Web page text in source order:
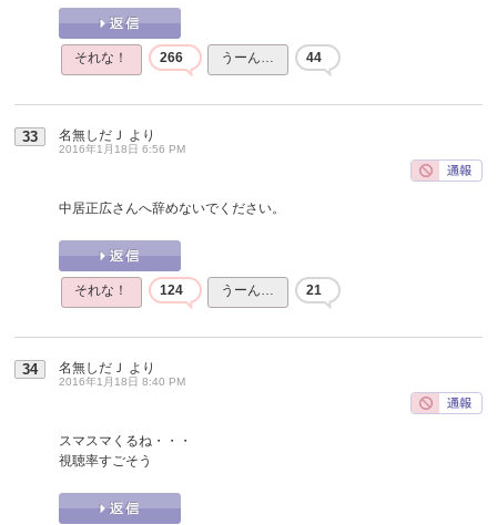
それな！ 266 うーん… 44
33 名無しだＪ より
2016年1月18日 6:56 PM
中居正広さんへ辞めないでください。
それな！ 124 うーん… 21
34 名無しだＪ より
2016年1月18日 8:40 PM
スマスマくるね・・・
視聴率すごそう